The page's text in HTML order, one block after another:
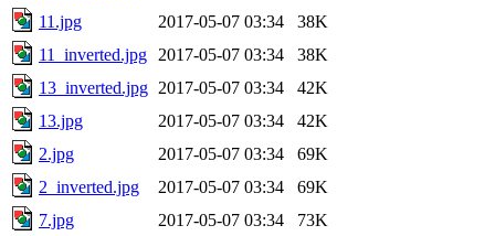
11.jpg
2017-05-07 03:34
38K
11_inverted.jpg
2017-05-07 03:34
38K
13_inverted.jpg 2017-05-07 03:34
42K
13.jpg
2017-05-07 03:34
42K
2.jpg
2017-05-07 03:34
69K
2_inverted.jpg
2017-05-07 03:34
69K
7.jpg
2017-05-07 03:34
73K